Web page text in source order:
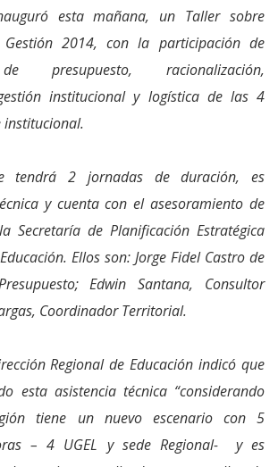
esta mañana, un Taller sobre
Gestión 2014, con la participación de
presupuesto, racionalización,
institucional y logística de las 4
institucional.
tendrá 2 jornadas de duración, es
y cuenta con el asesoramiento de
Secretaría de Planificación Estratégica
Ellos son: Jorge Fidel Castro de
Edwin Santana, Consultor
Coordinador Territorial.
Regional de Educación indicó que
esta asistencia técnica “considerando
tiene un nuevo escenario con 5
– 4 UGEL y sede Regional- y es